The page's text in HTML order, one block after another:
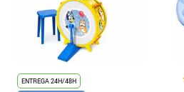
ENTREGA 24H/48H